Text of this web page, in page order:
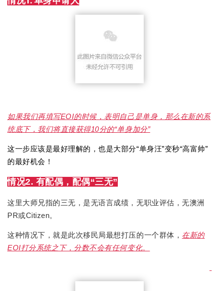
如果我们再填写EOI的时候，表明自己是单身，那么在新的系
统底下，我们将直接获得10分的“单身加分”
这一步应该是最好理解的，也是大部分“单身汪”变秒“高富帅”
的最好机会！
情况2. 有配偶，配偶“三无”
这里大师兄指的三无，是无语言成绩，无职业评估，无澳洲
PR或Citizen。
这种情况下，就是此次移民局最想打压的一个群体， 在新的
EOI打分系统之下，分数不会有任何变化。